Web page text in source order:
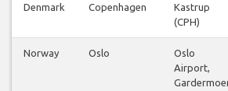
Denmark Copenhagen
Kastrup
(CPH)
Norway Oslo
Oslo
Airport,